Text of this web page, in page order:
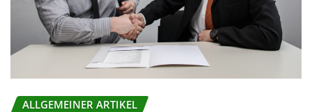
ALLGEMEINER ARTIKEL